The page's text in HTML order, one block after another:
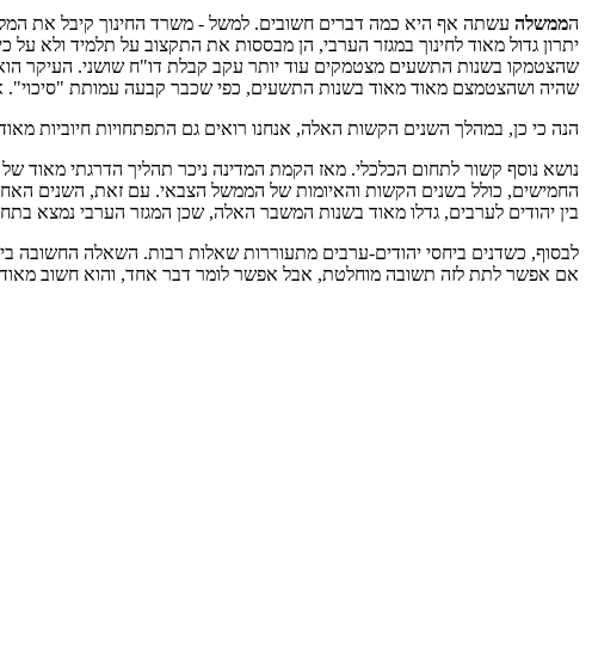
הממשלה עשתה אף היא כמה דברים חשובים. למשל - משרד החינוך קיבל את
יתרון גדול מאוד לחינוך במגזר הערבי, הן מבססות את התקצוב על תלמיד ולא
שהצטמקו בשנות התשעים מצטמקים עוד יותר עקב קבלת דו"ח שושני. העיקר
שהיה ושהצטמצם מאוד מאוד בשנות התשעים, כפי שכבר קבעה עמותת "סיכוי".
הנה כי כן, במהלך השנים הקשות האלה, אנחנו רואים גם התפתחויות חיוביות
נושא נוסף קשור לתחום הכלכלי. מאז הקמת המדינה ניכר תהליך הדרגתי מאוד
החמישים, כולל בשנים הקשות והאיומות של הממשל הצבאי. עם זאת, השנים
בין יהודים לערבים, גדלו מאוד בשנות המשבר האלה, שכן המגזר הערבי נמצא
לבסוף, כשדנים ביחסי יהודים-ערבים מתעוררות שאלות רבות. השאלה החשובה
אם אפשר לתת לזה תשובה מוחלטת, אבל אפשר לומר דבר אחד, והוא חשוב